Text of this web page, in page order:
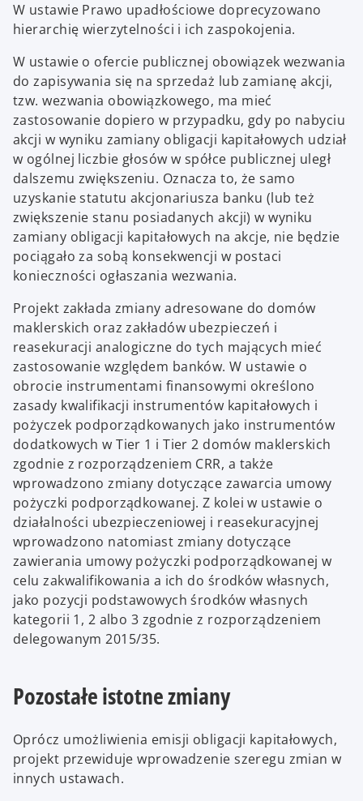
W ustawie Prawo upadłościowe doprecyzowano
hierarchię wierzytelności i ich zaspokojenia.
W ustawie o ofercie publicznej obowiązek wezwania
do zapisywania się na sprzedaż lub zamianę akcji,
tzw. wezwania obowiązkowego, ma mieć
zastosowanie dopiero w przypadku, gdy po nabyciu
akcji w wyniku zamiany obligacji kapitałowych udział
w ogólnej liczbie głosów w spółce publicznej uległ
dalszemu zwiększeniu. Oznacza to, że samo
uzyskanie statutu akcjonariusza banku (lub też
zwiększenie stanu posiadanych akcji) w wyniku
zamiany obligacji kapitałowych na akcje, nie będzie
pociągało za sobą konsekwencji w postaci
konieczności ogłaszania wezwania.
Projekt zakłada zmiany adresowane do domów
maklerskich oraz zakładów ubezpieczeń i
reasekuracji analogiczne do tych mających mieć
zastosowanie względem banków. W ustawie o
obrocie instrumentami finansowymi określono
zasady kwalifikacji instrumentów kapitałowych i
pożyczek podporządkowanych jako instrumentów
dodatkowych w Tier 1 i Tier 2 domów maklerskich
zgodnie z rozporządzeniem CRR, a także
wprowadzono zmiany dotyczące zawarcia umowy
pożyczki podporządkowanej. Z kolei w ustawie o
działalności ubezpieczeniowej i reasekuracyjnej
wprowadzono natomiast zmiany dotyczące
zawierania umowy pożyczki podporządkowanej w
celu zakwalifikowania a ich do środków własnych,
jako pozycji podstawowych środków własnych
kategorii 1, 2 albo 3 zgodnie z rozporządzeniem
delegowanym 2015/35.
Pozostałe istotne zmiany
Oprócz umożliwienia emisji obligacji kapitałowych,
projekt przewiduje wprowadzenie szeregu zmian w
innych ustawach.